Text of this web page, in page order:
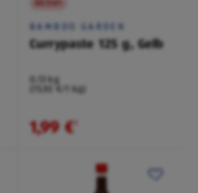
BAMBOO GARDEN
Currypaste 125 g, Gelb
0,13 kg
(15,92 €/1 kg)
1,99 €¹